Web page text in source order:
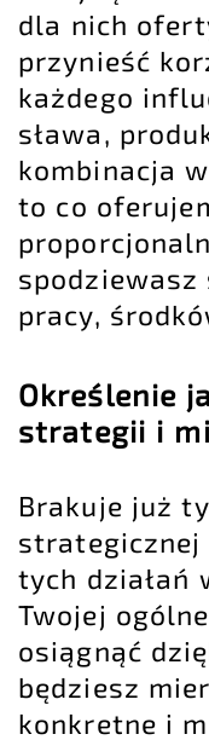
dla nich
przynieść
każdego
sława,
kombinacja
to co
spodziewasz
pracy,
Określenie
strategii i
Brakuje już
strategicznej
tych działań
Twojej
osiągnąć
będziesz
konkretne i